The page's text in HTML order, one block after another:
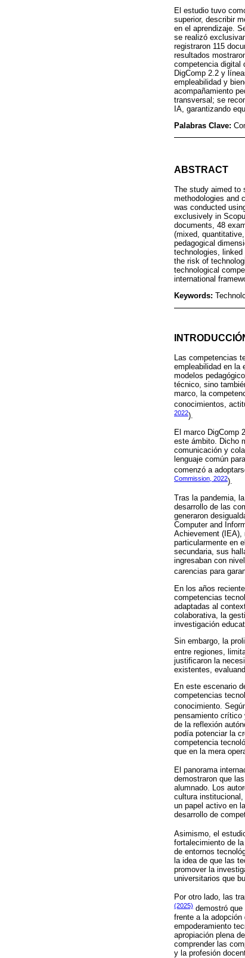
El estudio tuvo
superior, describir
en el aprendizaje.
se realizó
registraron 115
resultados
competencia digital
DigComp 2.2 y
empleabilidad y
acompañamiento
transversal; se
IA, garantizando
Palabras Clave:
ABSTRACT
The study aimed to
methodologies and
was conducted
exclusively in
documents, 48
(mixed,
pedagogical
technologies,
the risk of
technological
international
Keywords:
Las competencias
empleabilidad en la
modelos
técnico, sino
marco, la
conocimientos,
2022).
El marco DigComp
este ámbito. Dicho
comunicación y
lenguaje común
comenzó a
Commission, 2022).
Tras la pandemia,
desarrollo de las
generaron
Computer and
Achievement (IEA),
particularmente en
secundaria, sus
ingresaban con
carencias para
En los años
competencias
adaptadas al
colaborativa, la
investigación
Sin embargo, la
entre regiones,
justificaron la
existentes,
En este escenario
competencias
conocimiento.
pensamiento crítico
de la reflexión
podía potenciar la
competencia
que en la mera
El panorama
demostraron que
alumnado. Los
cultura
un papel activo en
desarrollo de
Asimismo, el
fortalecimiento de
de entornos
la idea de que las
promover la
universitarios que
Por otro lado, las
(2025) demostró
frente a la
empoderamiento
apropiación plena
comprender las
y la profesión